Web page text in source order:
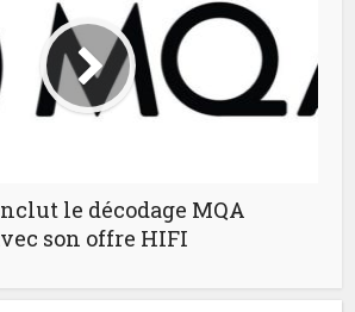
le décodage MQA
son offre HIFI